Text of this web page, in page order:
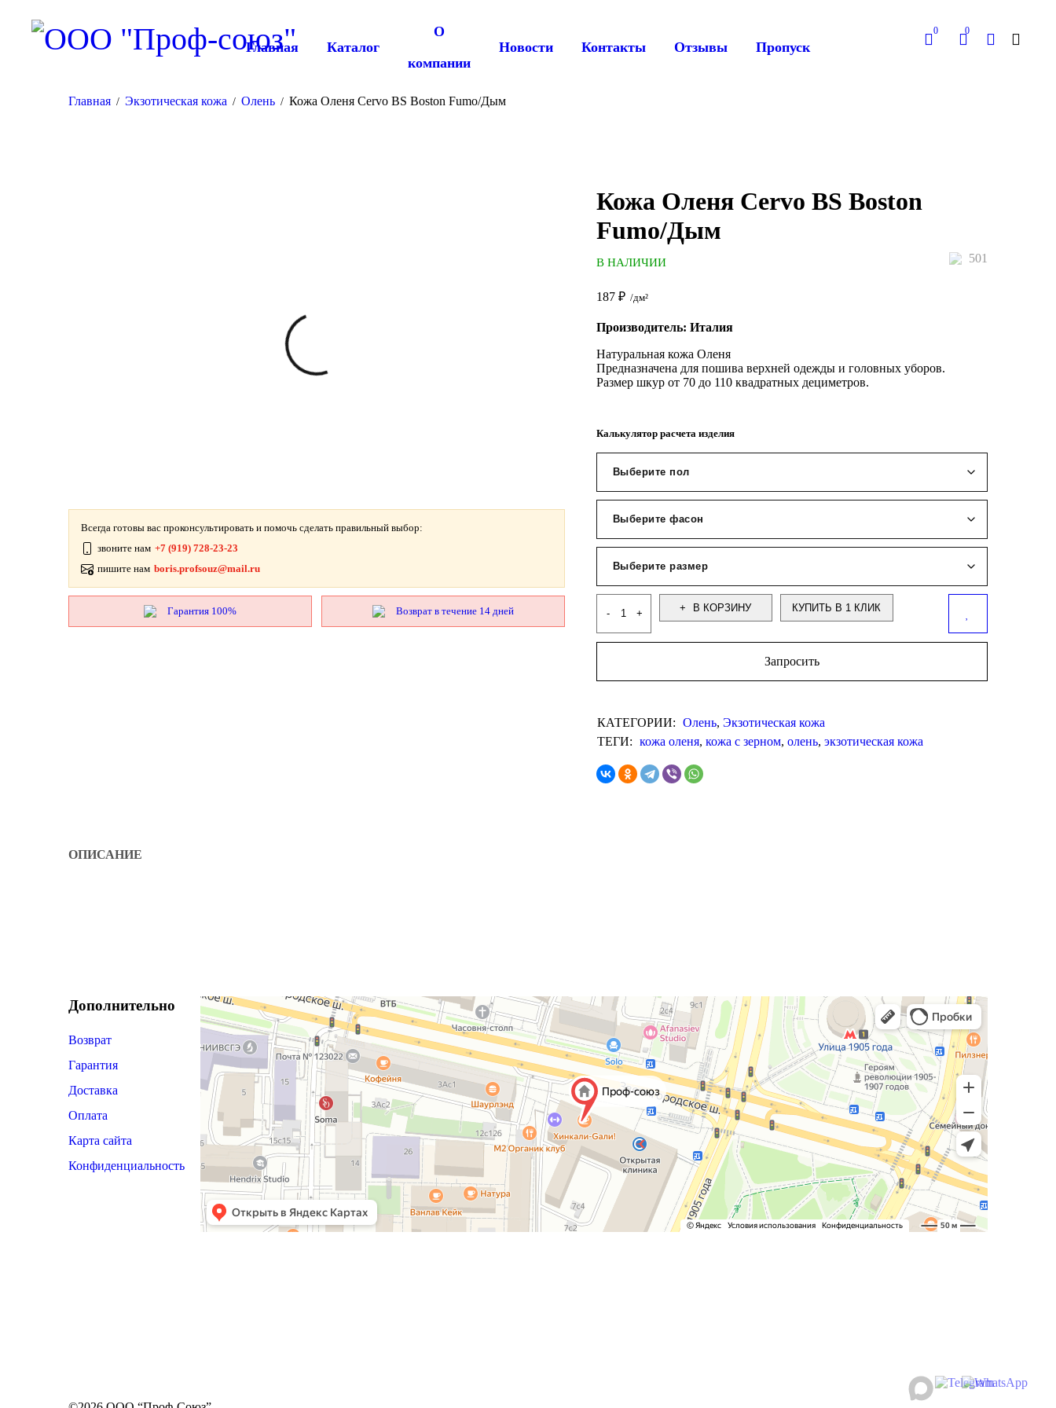
Главная Каталог
О
компании
Новости Контакты Отзывы Пропуск
0 0
Главная / Экзотическая кожа / Олень / Кожа Оленя Cervo BS Boston Fumo/Дым
Всегда готовы вас проконсультировать и помочь сделать правильный выбор:
звоните нам +7 (919) 728-23-23
пишите нам boris.profsouz@mail.ru
Гарантия 100% Возврат в течение 14 дней
Кожа Оленя Cervo BS Boston
Fumo/Дым
501
В НАЛИЧИИ
187 ₽ /дм²
Производитель: Италия
Натуральная кожа Оленя
Предназначена для пошива верхней одежды и головных уборов.
Размер шкур от 70 до 110 квадратных дециметров.
Калькулятор расчета изделия
В КОРЗИНУ КУПИТЬ В 1 КЛИК
Запросить
КАТЕГОРИИ: Олень, Экзотическая кожа
ТЕГИ: кожа оленя, кожа с зерном, олень, экзотическая кожа
ОПИСАНИЕ
Дополнительно
Возврат
Гарантия
Доставка
Оплата
Карта сайта
Конфиденциальность